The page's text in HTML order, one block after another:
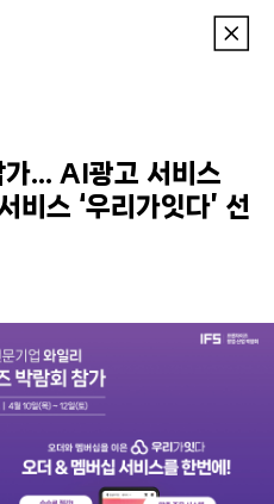
이
전
… AI광고 서비스
비스 ‘우리가잇다’ 선